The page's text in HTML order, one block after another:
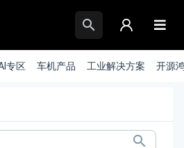
专区 车机产品 工业解决方案 开源